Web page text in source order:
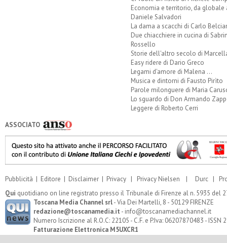
Economia e territorio, da globale
Daniele Salvadori
La dama a scacchi di Carlo
Due chiacchiere in cucina di
Rossello
Storie dell'altro secolo di
Easy ridere di Dario Greco
Legami d'amore di Malena ...
Musica e dintorni di Fausto Pirìto
Parole milonguere di Maria
Lo sguardo di Don Armando
Leggere di Roberto Cerri
ASSOCIATO
Pubblicità | Editore | Disclaimer | Privacy | Privacy Nielsen | Durc |
Qui quotidiano on line registrato presso il Tribunale di Firenze al n. 5935 del
Toscana Media Channel srl- Via Dei Martelli, 8 - 50129 FIRENZE
redazione@toscanamedia.it - info@toscanamediachannel.it
Numero Iscrizione al R.O.C: 22105 - C.F. e P.Iva: 06207870483 - ISSN
Fatturazione Elettronica M5UXCR1